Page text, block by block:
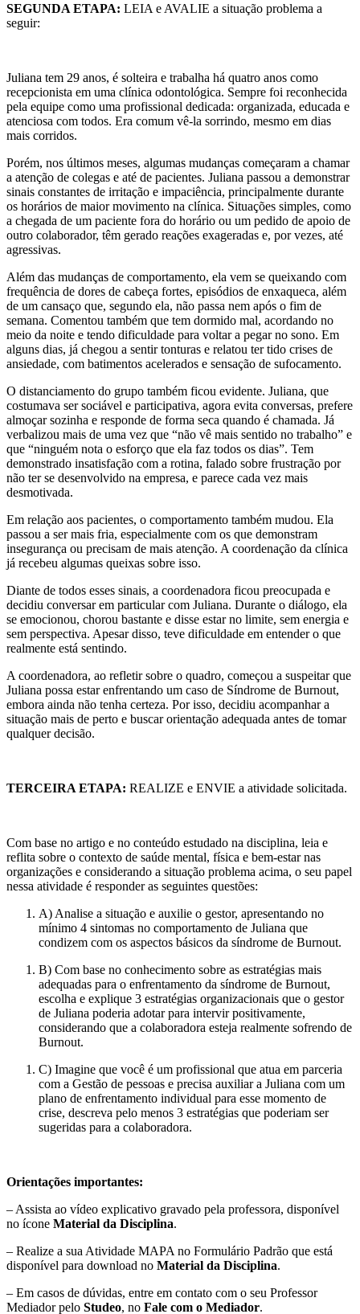
SEGUNDA ETAPA: LEIA e AVALIE a situação problema a
seguir:
Juliana tem 29 anos, é solteira e trabalha há quatro anos como
recepcionista em uma clínica odontológica. Sempre foi reconhecida
pela equipe como uma profissional dedicada: organizada, educada e
atenciosa com todos. Era comum vê-la sorrindo, mesmo em dias
mais corridos.
Porém, nos últimos meses, algumas mudanças começaram a chamar
a atenção de colegas e até de pacientes. Juliana passou a demonstrar
sinais constantes de irritação e impaciência, principalmente durante
os horários de maior movimento na clínica. Situações simples, como
a chegada de um paciente fora do horário ou um pedido de apoio de
outro colaborador, têm gerado reações exageradas e, por vezes, até
agressivas.
Além das mudanças de comportamento, ela vem se queixando com
frequência de dores de cabeça fortes, episódios de enxaqueca, além
de um cansaço que, segundo ela, não passa nem após o fim de
semana. Comentou também que tem dormido mal, acordando no
meio da noite e tendo dificuldade para voltar a pegar no sono. Em
alguns dias, já chegou a sentir tonturas e relatou ter tido crises de
ansiedade, com batimentos acelerados e sensação de sufocamento.
O distanciamento do grupo também ficou evidente. Juliana, que
costumava ser sociável e participativa, agora evita conversas, prefere
almoçar sozinha e responde de forma seca quando é chamada. Já
verbalizou mais de uma vez que “não vê mais sentido no trabalho” e
que “ninguém nota o esforço que ela faz todos os dias”. Tem
demonstrado insatisfação com a rotina, falado sobre frustração por
não ter se desenvolvido na empresa, e parece cada vez mais
desmotivada.
Em relação aos pacientes, o comportamento também mudou. Ela
passou a ser mais fria, especialmente com os que demonstram
insegurança ou precisam de mais atenção. A coordenação da clínica
já recebeu algumas queixas sobre isso.
Diante de todos esses sinais, a coordenadora ficou preocupada e
decidiu conversar em particular com Juliana. Durante o diálogo, ela
se emocionou, chorou bastante e disse estar no limite, sem energia e
sem perspectiva. Apesar disso, teve dificuldade em entender o que
realmente está sentindo.
A coordenadora, ao refletir sobre o quadro, começou a suspeitar que
Juliana possa estar enfrentando um caso de Síndrome de Burnout,
embora ainda não tenha certeza. Por isso, decidiu acompanhar a
situação mais de perto e buscar orientação adequada antes de tomar
qualquer decisão.
TERCEIRA ETAPA: REALIZE e ENVIE a atividade solicitada.
Com base no artigo e no conteúdo estudado na disciplina, leia e
reflita sobre o contexto de saúde mental, física e bem-estar nas
organizações e considerando a situação problema acima, o seu papel
nessa atividade é responder as seguintes questões:
A) Analise a situação e auxilie o gestor, apresentando no
mínimo 4 sintomas no comportamento de Juliana que
condizem com os aspectos básicos da síndrome de Burnout.
B) Com base no conhecimento sobre as estratégias mais
adequadas para o enfrentamento da síndrome de Burnout,
escolha e explique 3 estratégias organizacionais que o gestor
de Juliana poderia adotar para intervir positivamente,
considerando que a colaboradora esteja realmente sofrendo de
Burnout.
C) Imagine que você é um profissional que atua em parceria
com a Gestão de pessoas e precisa auxiliar a Juliana com um
plano de enfrentamento individual para esse momento de
crise, descreva pelo menos 3 estratégias que poderiam ser
sugeridas para a colaboradora.
Orientações importantes:
– Assista ao vídeo explicativo gravado pela professora, disponível
no ícone Material da Disciplina.
– Realize a sua Atividade MAPA no Formulário Padrão que está
disponível para download no Material da Disciplina.
– Em casos de dúvidas, entre em contato com o seu Professor
Mediador pelo Studeo, no Fale com o Mediador.